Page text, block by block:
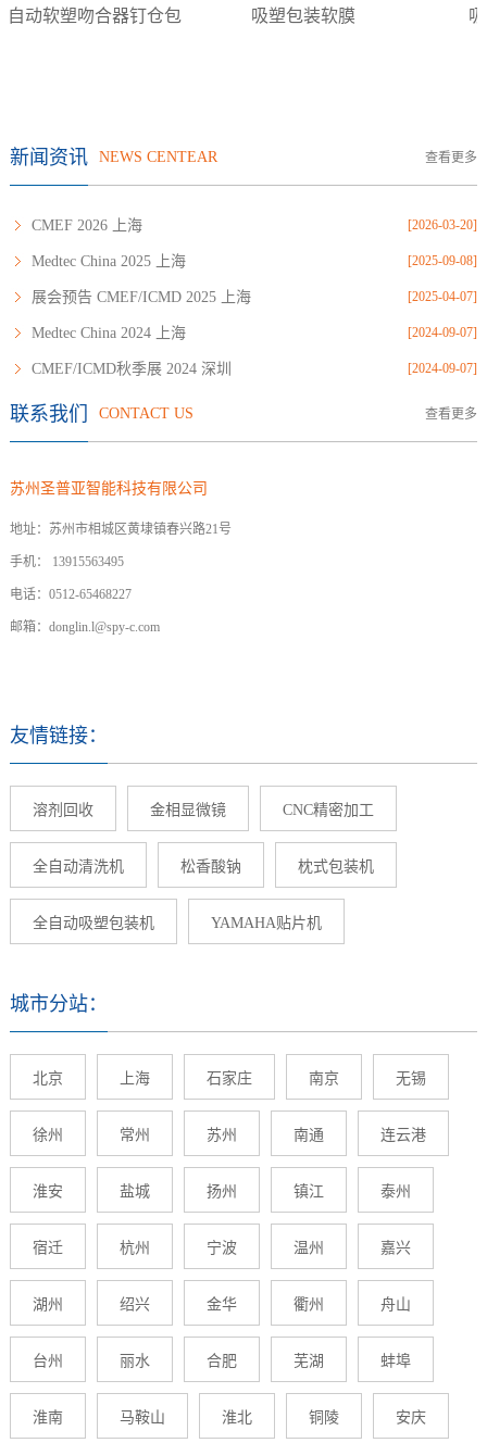
动软塑吻合器钉仓包 吸塑包装软膜 吸
新闻资讯 NEWS CENTEAR 查看更多
CMEF 2026 上海 [2026-03-20]
Medtec China 2025 上海 [2025-09-08]
展会预告 CMEF/ICMD 2025 上海 [2025-04-07]
Medtec China 2024 上海 [2024-09-07]
CMEF/ICMD秋季展 2024 深圳 [2024-09-07]
联系我们 CONTACT US 查看更多
苏州圣普亚智能科技有限公司
地址：苏州市相城区黄埭镇春兴路21号
手机： 13915563495
电话：0512-65468227
邮箱：donglin.l@spy-c.com
友情链接：
溶剂回收 金相显微镜 CNC精密加工
全自动清洗机 松香酸钠 枕式包装机
全自动吸塑包装机 YAMAHA贴片机
城市分站：
北京 上海 石家庄 南京 无锡
徐州 常州 苏州 南通 连云港
淮安 盐城 扬州 镇江 泰州
宿迁 杭州 宁波 温州 嘉兴
湖州 绍兴 金华 衢州 舟山
台州 丽水 合肥 芜湖 蚌埠
淮南 马鞍山 淮北 铜陵 安庆